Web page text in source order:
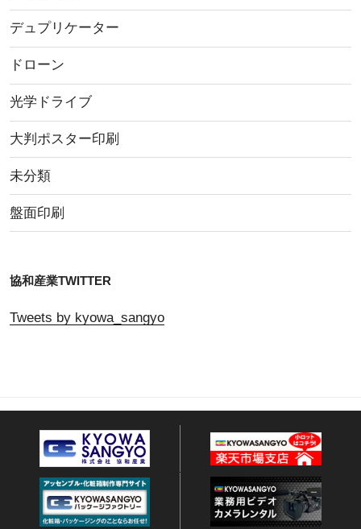
デュプリケーター
ドローン
光学ドライブ
大判ポスター印刷
未分類
盤面印刷
協和産業TWITTER
Tweets by kyowa_sangyo